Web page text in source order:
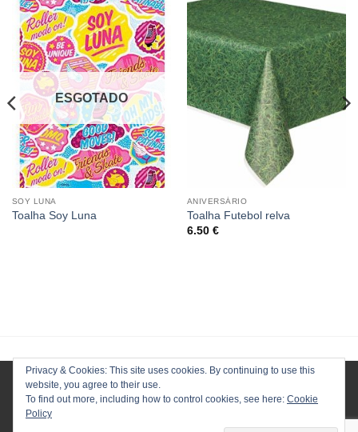
ESGOTADO
SOY LUNA
Toalha Soy Luna
ANIVERSÁRIO
Toalha Futebol relva
6.50 €
Privacy & Cookies: This site uses cookies. By continuing to use this
website, you agree to their use.
To find out more, including how to control cookies, see here: Cookie
Policy